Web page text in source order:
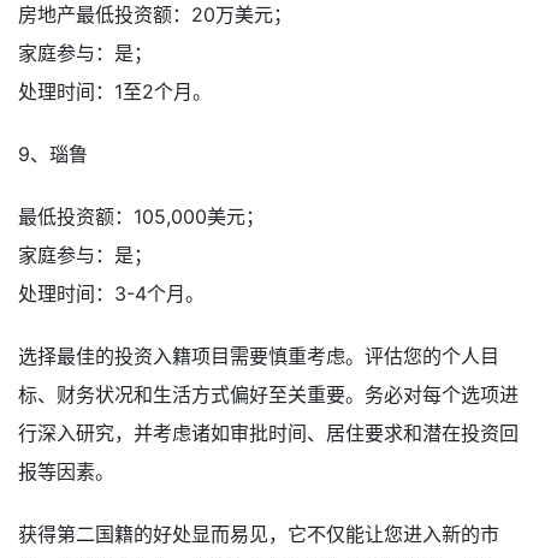
房地产最低投资额：20万美元；
家庭参与：是；
处理时间：1至2个月。
9、瑙鲁
最低投资额：105,000美元；
家庭参与：是；
处理时间：3-4个月。
选择最佳的投资入籍项目需要慎重考虑。评估您的个人目
标、财务状况和生活方式偏好至关重要。务必对每个选项进
行深入研究，并考虑诸如审批时间、居住要求和潜在投资回
报等因素。
获得第二国籍的好处显而易见，它不仅能让您进入新的市